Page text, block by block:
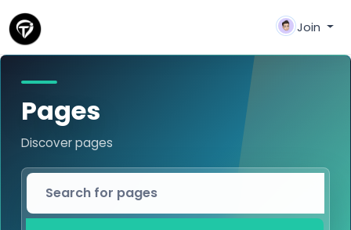
Join
Pages
Discover pages